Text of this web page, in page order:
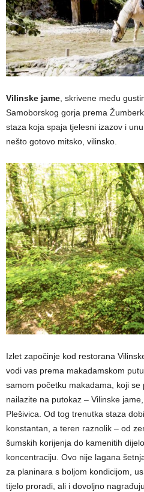
Vilinske jame , skrivene među
Samoborskog gorja prema
staza koja spaja tjelesni izazov i
nešto gotovo mitsko, vilinsko.
Izlet započinje kod restorana
vodi vas prema makadamskom
samom početku makadama, koji se
nailazite na putokaz – Vilinske
Plešivica. Od tog trenutka staza
konstantan, a teren raznolik – od
šumskih korijenja do kamenitih
koncentraciju. Ovo nije lagana
za planinara s boljom kondicijom,
tijelo proradi, ali i dovoljno